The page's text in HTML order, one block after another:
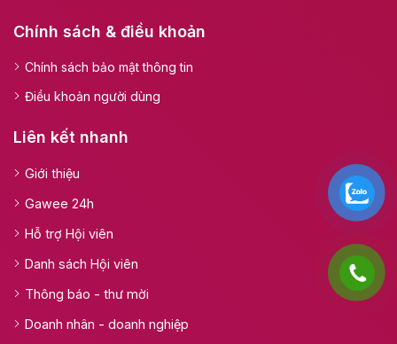
Chính sách & điều khoản
Chính sách bảo mật thông tin
Điều khoản người dùng
Liên kết nhanh
Giới thiệu
Gawee 24h
Hỗ trợ Hội viên
Danh sách Hội viên
Thông báo - thư mời
Doanh nhân - doanh nghiệp